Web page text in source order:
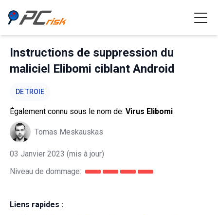
Instructions de suppression du
maliciel Elibomi ciblant Android
DE TROIE
Également connu sous le nom de: Virus Elibomi
Tomas Meskauskas
03 Janvier 2023 (mis à jour)
Niveau de dommage:
Liens rapides :